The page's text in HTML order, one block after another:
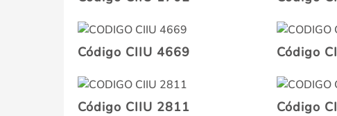
Código CIIU 4669 Código
Código CIIU 2811 Código